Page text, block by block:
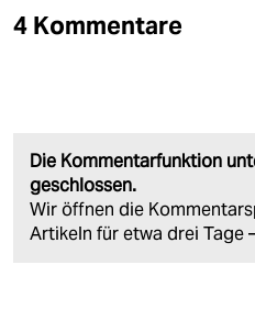
4 Kommentare
Die Kommentarfunktion
geschlossen.
Wir öffnen die
Artikeln für etwa drei Tage